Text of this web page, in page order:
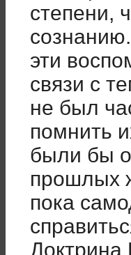
степени,
эти
связи с
не был
помнить
были бы
прошлых
пока